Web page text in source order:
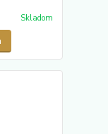
Skladom